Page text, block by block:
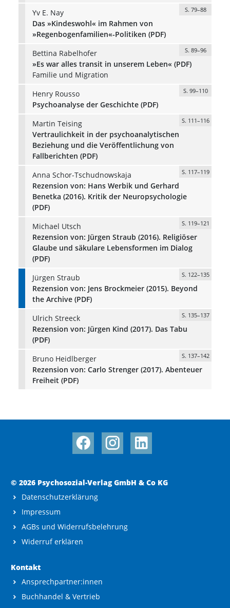
Yv E. Nay
S. 79–88
Das »Kindeswohl« im Rahmen von
»Regenbogenfamilien«-Politiken (PDF)
Bettina Rabelhofer
S. 89–96
»Es war alles transit in unserem Leben« (PDF)
Familie und Migration
Henry Rousso
S. 99–110
Psychoanalyse der Geschichte (PDF)
Martin Teising
S. 111–116
Vertraulichkeit in der psychoanalytischen
Beziehung und die Veröffentlichung von
Fallberichten (PDF)
Anna Schor-Tschudnowskaja
S. 117–119
Rezension von: Hans Werbik und Gerhard
Benetka (2016). Kritik der Neuropsychologie
(PDF)
Michael Utsch
S. 119–121
Rezension von: Jürgen Straub (2016). Religiöser
Glaube und säkulare Lebensformen im Dialog
(PDF)
Jürgen Straub
S. 122–135
Rezension von: Jens Brockmeier (2015). Beyond
the Archive (PDF)
Ulrich Streeck
S. 135–137
Rezension von: Jürgen Kind (2017). Das Tabu
(PDF)
Bruno Heidlberger
S. 137–142
Rezension von: Carlo Strenger (2017). Abenteuer
Freiheit (PDF)
© 2026 Psychosozial-Verlag GmbH & Co KG
Datenschutzerklärung
Impressum
AGBs und Widerrufsbelehrung
Widerruf erklären
Kontakt
Ansprechpartner:innen
Buchhandel & Vertrieb